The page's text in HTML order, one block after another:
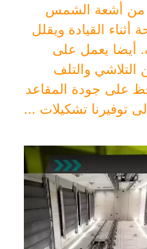
من أشعة الشمس
أثناء القيادة ويقلل
أيضا يعمل على
التلاشي والتلف
على جودة المقاعد
توفيرنا تشكيلات ...